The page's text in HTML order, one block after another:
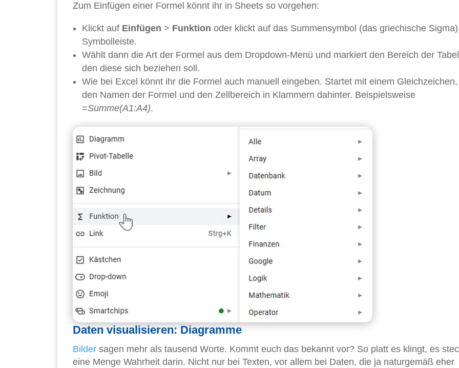
Zum Einfügen einer Formel könnt ihr in Sheets so vorgehen:
Klickt auf Einfügen > Funktion oder klickt auf das Summensymbol (das griechische
Symbolleiste.
Wählt dann die Art der Formel aus dem Dropdown-Menü und markiert den Bereich der
den diese sich beziehen soll.
Wie bei Excel könnt ihr die Formel auch manuell eingeben. Startet mit einem
den Namen der Formel und den Zellbereich in Klammern dahinter. Beispielsweise
=Summe(A1:A4).
Daten visualisieren: Diagramme
Bilder sagen mehr als tausend Worte. Kommt euch das bekannt vor? So platt es klingt, es
eine Menge Wahrheit darin. Nicht nur bei Texten, vor allem bei Daten, die ja naturgemäß eher